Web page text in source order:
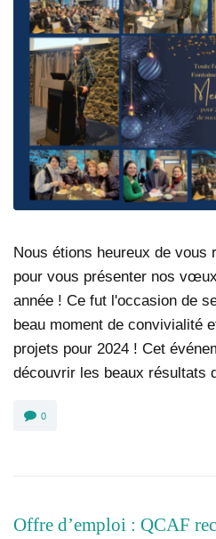
Nous étions heureux de vous
pour vous présenter nos
année ! Ce fut l'occasion de
beau moment de convivialité
projets pour 2024 ! Cet
découvrir les beaux résultats
0
Offre d’emploi : QCAF